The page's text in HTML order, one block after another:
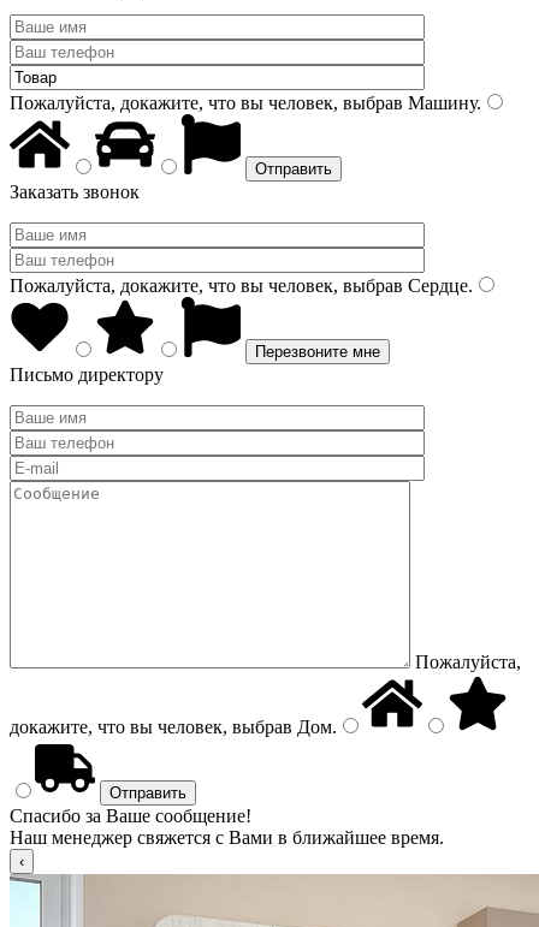
Пожалуйста, докажите, что вы человек, выбрав Машину.
Заказать звонок
Пожалуйста, докажите, что вы человек, выбрав Сердце.
Письмо директору
Пожалуйста,
докажите, что вы человек, выбрав Дом.
Спасибо за Ваше сообщение!
Наш менеджер свяжется с Вами в ближайшее время.